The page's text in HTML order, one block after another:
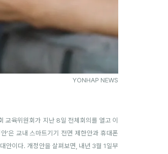
YONHAP NEWS
교육위원회가 지난 8일 전체회의를 열고 이
’은 교내 스마트기기 전면 제한안과 휴대폰
안이다. 개정안을 살펴보면, 내년 3월 1일부